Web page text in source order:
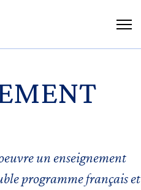
un enseignement
programme français et